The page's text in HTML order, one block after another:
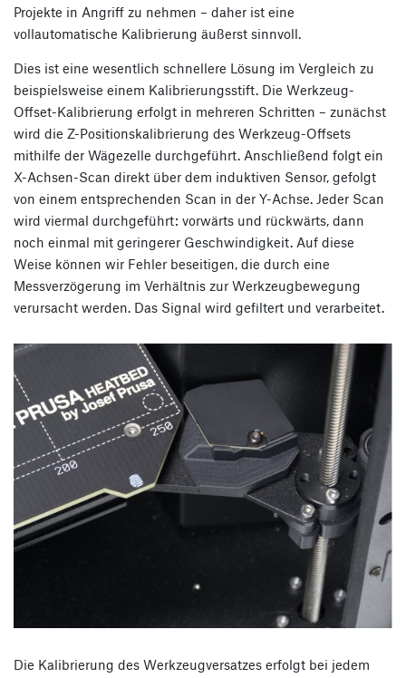
Projekte in Angriff zu nehmen – daher ist eine
vollautomatische Kalibrierung äußerst sinnvoll.
Dies ist eine wesentlich schnellere Lösung im Vergleich zu
beispielsweise einem Kalibrierungsstift. Die Werkzeug-
Offset-Kalibrierung erfolgt in mehreren Schritten – zunächst
wird die Z-Positionskalibrierung des Werkzeug-Offsets
mithilfe der Wägezelle durchgeführt. Anschließend folgt ein
X-Achsen-Scan direkt über dem induktiven Sensor, gefolgt
von einem entsprechenden Scan in der Y-Achse. Jeder Scan
wird viermal durchgeführt: vorwärts und rückwärts, dann
noch einmal mit geringerer Geschwindigkeit. Auf diese
Weise können wir Fehler beseitigen, die durch eine
Messverzögerung im Verhältnis zur Werkzeugbewegung
verursacht werden. Das Signal wird gefiltert und verarbeitet.
Die Kalibrierung des Werkzeugversatzes erfolgt bei jedem